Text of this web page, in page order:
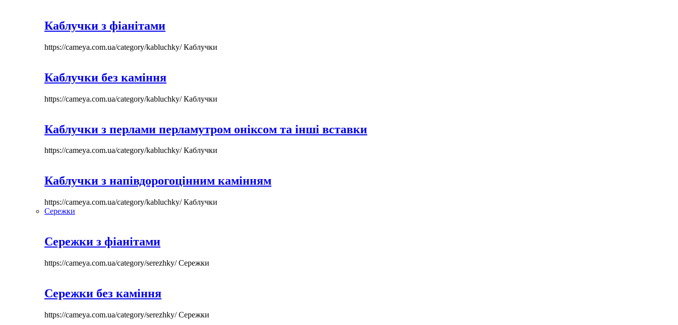
Каблучки з фіанітами
https://cameya.com.ua/category/kabluchky/Каблучки
Каблучки без каміння
https://cameya.com.ua/category/kabluchky/Каблучки
Каблучки з перлами перламутром оніксом та інші вставки
https://cameya.com.ua/category/kabluchky/Каблучки
Каблучки з напівдорогоцінним камінням
https://cameya.com.ua/category/kabluchky/Каблучки
Сережки
Сережки з фіанітами
https://cameya.com.ua/category/serezhky/Сережки
Сережки без каміння
https://cameya.com.ua/category/serezhky/Сережки